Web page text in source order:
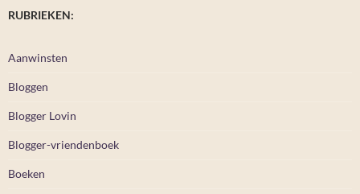
RUBRIEKEN:
Aanwinsten
Bloggen
Blogger Lovin
Blogger-vriendenboek
Boeken